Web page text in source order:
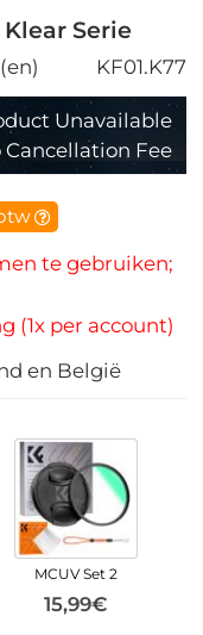
Serie
KF01.K77
Unavailable
Cancellation Fee
te gebruiken;
(1x per account)
en België
MCUV Set 2
15,99€